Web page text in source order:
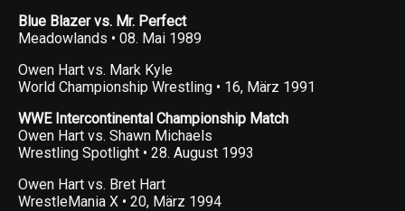
Blue Blazer vs. Mr. Perfect
Meadowlands • 08. Mai 1989
Owen Hart vs. Mark Kyle
World Championship Wrestling • 16, März 1991
WWE Intercontinental Championship Match
Owen Hart vs. Shawn Michaels
Wrestling Spotlight • 28. August 1993
Owen Hart vs. Bret Hart
WrestleMania X • 20, März 1994